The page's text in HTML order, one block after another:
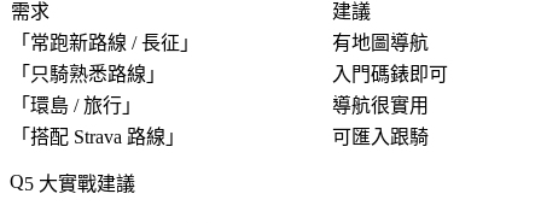
需求
建議
「 常跑新路線 / 長征 」
有地圖導航
「 只騎熟悉路線 」
入門碼錶即可
「 環島 / 旅行 」
導航很實用
「 搭配 Strava 路線 」 可匯入跟騎
5 大實戰建議